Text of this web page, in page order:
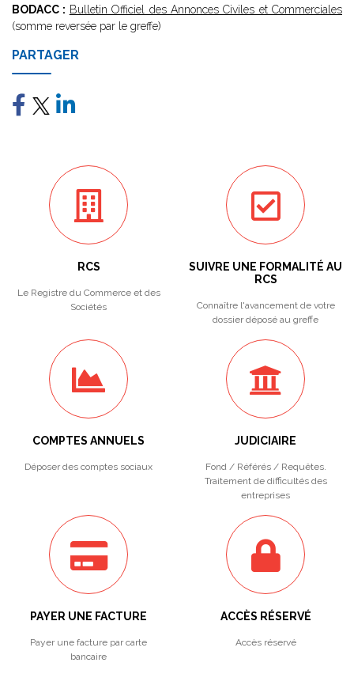
BODACC : Bulletin Officiel des Annonces Civiles et Commerciales
(somme reversée par le greffe)
PARTAGER
RCS
Le Registre du Commerce et des
Sociétés
SUIVRE UNE FORMALITÉ AU
RCS
Connaître l'avancement de votre
dossier déposé au greffe
COMPTES ANNUELS
Déposer des comptes sociaux
JUDICIAIRE
Fond / Référés / Requêtes.
Traitement de difficultés des
entreprises
PAYER UNE FACTURE
Payer une facture par carte
bancaire
ACCÈS RÉSERVÉ
Accès réservé